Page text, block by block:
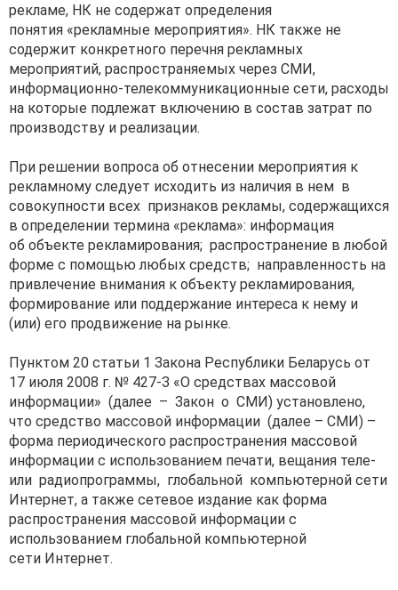
рекламе, НК не содержат определения
понятия «рекламные мероприятия». НК также не
содержит конкретного перечня рекламных
мероприятий, распространяемых через СМИ,
информационно-телекоммуникационные сети, расходы
на которые подлежат включению в состав затрат по
производству и реализации.
При решении вопроса об отнесении мероприятия к
рекламному следует исходить из наличия в нем в
совокупности всех признаков рекламы, содержащихся
в определении термина «реклама»: информация
об объекте рекламирования; распространение в любой
форме с помощью любых средств; направленность на
привлечение внимания к объекту рекламирования,
формирование или поддержание интереса к нему и
(или) его продвижение на рынке.
Пунктом 20 статьи 1 Закона Республики Беларусь от
17 июля 2008 г. № 427-З «О средствах массовой
информации» (далее – Закон о СМИ) установлено,
что средство массовой информации (далее – СМИ) –
форма периодического распространения массовой
информации с использованием печати, вещания теле-
или радиопрограммы, глобальной компьютерной сети
Интернет, а также сетевое издание как форма
распространения массовой информации с
использованием глобальной компьютерной
сети Интернет.